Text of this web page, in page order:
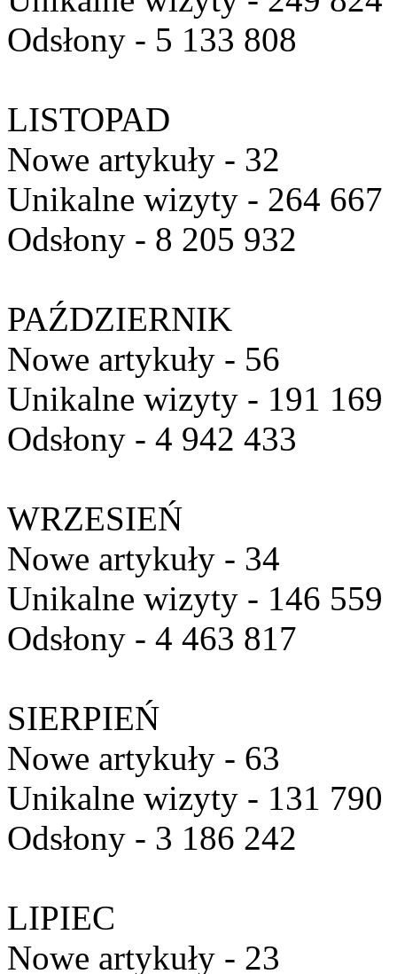
Odsłony - 5 133 808
LISTOPAD
Nowe artykuły - 32
Unikalne wizyty - 264 667
Odsłony - 8 205 932
PAŹDZIERNIK
Nowe artykuły - 56
Unikalne wizyty - 191 169
Odsłony - 4 942 433
WRZESIEŃ
Nowe artykuły - 34
Unikalne wizyty - 146 559
Odsłony - 4 463 817
SIERPIEŃ
Nowe artykuły - 63
Unikalne wizyty - 131 790
Odsłony - 3 186 242
LIPIEC
Nowe artykuły - 23